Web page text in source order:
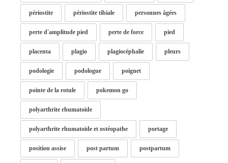
périostite périostite tibiale personnes âgées
perte d'amplitude pied perte de force pied
placenta plagio plagiocéphalie pleurs
podologie podologue poignet
pointe de la rotule pokemon go
polyarthrite rhumatoïde
polyarthrite rhumatoïde et ostéopathe portage
position assise post partum postpartum